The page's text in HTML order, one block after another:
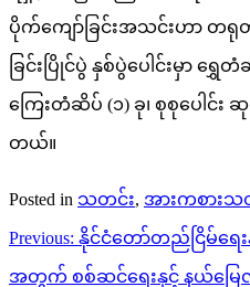
ပိုက်ကျော်ခြင်းအသင်းဟာ တ
ခြင်းပြိုင်ပွဲ နှစ်ပွဲပေါင်းမှာ ရွှေ
ကြေးတံဆိပ် (၁) ခု၊ စုစုပေါင်း
တယ်။
Posted in သတင်း, အားကစားသ
Post
navigation
Previous: နိုင်ငံတော်တည်ငြိမ်ရေး
အတွက် စစ်ဆင်ရေးနှင့် နယ်မြေ